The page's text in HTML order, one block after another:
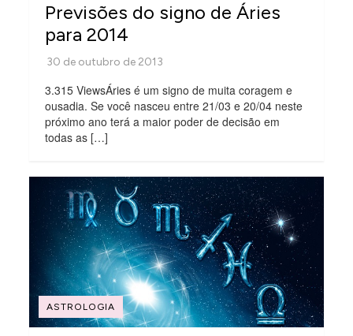
Previsões do signo de Áries
para 2014
3.315 ViewsÁries é um signo de muita coragem e
ousadia. Se você nasceu entre 21/03 e 20/04 neste
próximo ano terá a maior poder de decisão em
todas as […]
ASTROLOGIA